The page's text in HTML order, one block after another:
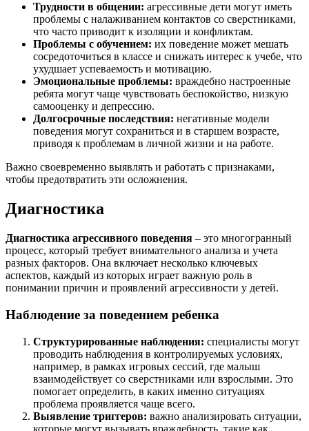
Трудности в общении: агрессивные дети могут иметь
проблемы с налаживанием контактов со сверстниками,
что часто приводит к изоляции и конфликтам.
Проблемы с обучением: их поведение может мешать
сосредоточиться в классе и снижать интерес к учебе, что
ухудшает успеваемость и мотивацию.
Эмоциональные проблемы: враждебно настроенные
ребята могут чаще чувствовать беспокойство, низкую
самооценку и депрессию.
Долгосрочные последствия: негативные модели
поведения могут сохраниться и в старшем возрасте,
приводя к проблемам в личной жизни и на работе.
Важно своевременно выявлять и работать с признаками,
чтобы предотвратить эти осложнения.
Диагностика
Диагностика агрессивного поведения – это многогранный
процесс, который требует внимательного анализа и учета
разных факторов. Она включает несколько ключевых
аспектов, каждый из которых играет важную роль в
понимании причин и проявлений агрессивности у детей.
Наблюдение за поведением ребенка
Структурированные наблюдения: специалисты могут
проводить наблюдения в контролируемых условиях,
например, в рамках игровых сессий, где малыш
взаимодействует со сверстниками или взрослыми. Это
помогает определить, в каких именно ситуациях
проблема проявляется чаще всего.
Выявление триггеров: важно анализировать ситуации,
которые могут вызывать враждебность, такие как